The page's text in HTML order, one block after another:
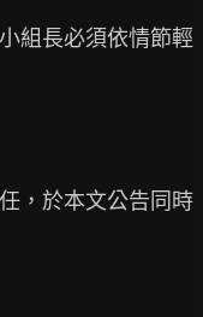
組長必須依情節輕
，於本文公告同時